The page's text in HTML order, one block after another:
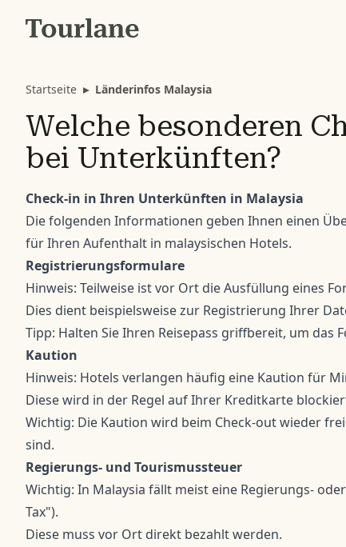
Startseite ▸ Länderinfos Malaysia
Welche besonderen
bei Unterkünften?
Check-in in Ihren Unterkünften in Malaysia
Die folgenden Informationen geben Ihnen einen
für Ihren Aufenthalt in malaysischen Hotels.
Registrierungsformulare
Hinweis: Teilweise ist vor Ort die Ausfüllung eines
Dies dient beispielsweise zur Registrierung Ihrer
Tipp: Halten Sie Ihren Reisepass griffbereit, um das
Kaution
Hinweis: Hotels verlangen häufig eine Kaution für
Diese wird in der Regel auf Ihrer Kreditkarte
Wichtig: Die Kaution wird beim Check-out wieder
sind.
Regierungs- und Tourismussteuer
Wichtig: In Malaysia fällt meist eine Regierungs-
Tax").
Diese muss vor Ort direkt bezahlt werden.